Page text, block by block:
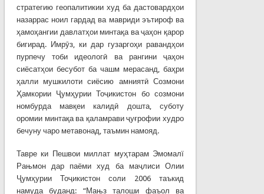
стратегию геопалитикии худ ба дастовардҳои
назаррас ноил гардад ва мавриди эътироф ва
ҳамоҳангии давлатҳои минтақа ва ҷаҳон қарор
бигирад. Имрӯз, ки дар гузаргоҳи равандҳои
пурпечу тоби идеологӣ ва рангини ҷаҳон
сиёсатҳои бесубот ба чашм мерасанд, баҳри
ҳалли мушкилоти сиёсию амниятӣ Созмони
Ҳамкории Ҷумҳурии Тоҷикистон бо созмони
номбурда мавқеи калидӣ дошта, суботу
оромии минтақа ва қаламрави ҷуғрофии худро
бечуну чаро метавонад, таъмин намояд.
Тавре ки Пешвои миллат муҳтарам Эмомалї
Рањмон дар паёми худ ба маҷлиси Олии
Ҷумҳурии Тоҷикистон соли 2006 таъкид
намуда буданд: “Мањз талоши фаъол ва